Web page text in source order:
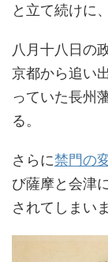
と立て続けに
八月十八日の
京都から追い
っていた長州
る。
さらに禁門の
び薩摩と会津
されてしまい